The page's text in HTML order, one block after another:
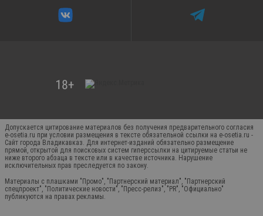
Допускается цитирование материалов без получения предварительного согласия
e-osetia.ru при условии размещения в тексте обязательной ссылки на e-osetia.ru -
Сайт города Владикавказ. Для интернет-изданий обязательно размещение
прямой, открытой для поисковых систем гиперссылки на цитируемые статьи не
ниже второго абзаца в тексте или в качестве источника. Нарушение
исключительных прав преследуется по закону.
Материалы с плашками "Промо", "Партнерский материал", "Партнерский
спецпроект", "Политические новости", "Пресс-релиз", "PR", "Официально"
публикуются на правах рекламы.